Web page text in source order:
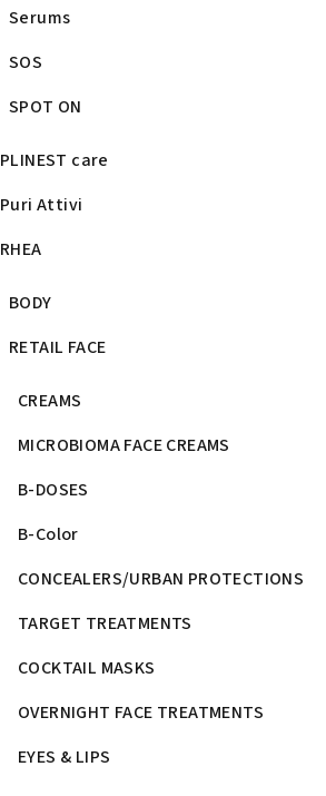
Serums
SOS
SPOT ON
PLINEST care
Puri Attivi
RHEA
BODY
RETAIL FACE
CREAMS
MICROBIOMA FACE CREAMS
B-DOSES
B-Color
CONCEALERS/URBAN PROTECTIONS
TARGET TREATMENTS
COCKTAIL MASKS
OVERNIGHT FACE TREATMENTS
EYES & LIPS